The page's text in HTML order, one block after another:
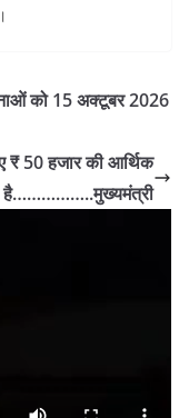
को 15 अक्टूबर 2026
₹ 50 हजार की आर्थिक
है……………..मुख्यमंत्री